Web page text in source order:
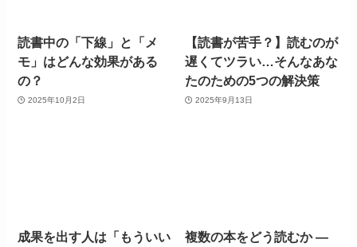
読書中の「下線」と「メ
モ」はどんな効果がある
の？
2025年10月2日
【読書が苦手？】読むのが
遅くてツラい…そんなあな
たのための5つの解決策
2025年9月13日
成果を出す人は「もういい
複数の本をどう読むか ―